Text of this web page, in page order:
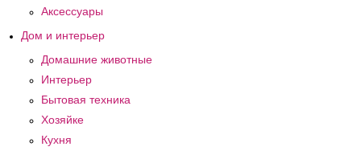
Аксессуары
Дом и интерьер
Домашние животные
Интерьер
Бытовая техника
Хозяйке
Кухня